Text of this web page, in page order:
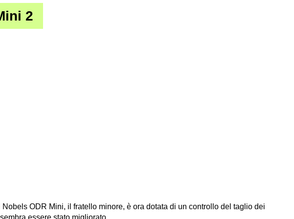
2
ODR Mini, il fratello minore, è ora dotata di un controllo del taglio dei
essere stato migliorato.